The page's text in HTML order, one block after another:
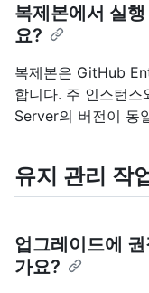
복제본에서 실
요?
복제본은 GitHub
합니다. 주 인스턴
Server의 버전이 동
유지 관리 작
업그레이드에
가요?